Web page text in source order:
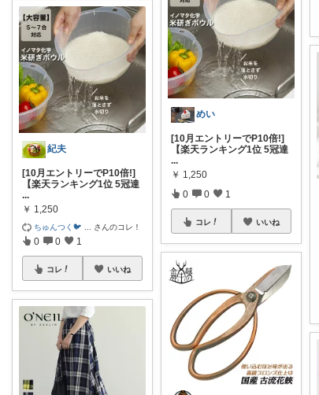
紀夫
[10月エントリーでP10倍!]
【楽天ランキング1位 5冠達
...
￥ 1,250
ちゅんつく🐦 さんのコレ！
0 0 1
コレ いいね
めい
[10月エントリーでP10倍!]
【楽天ランキング1位 5冠達
...
￥ 1,250
0 0 1
コレ いいね